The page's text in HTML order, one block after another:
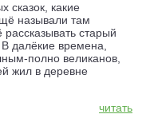
сказок, какие
называли там
старый
далёкие времена,
полно великанов,
жил в деревне
читать